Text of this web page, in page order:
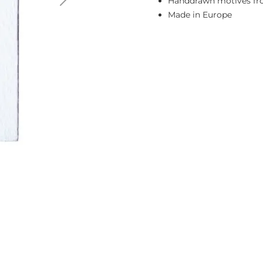
Made in Europe